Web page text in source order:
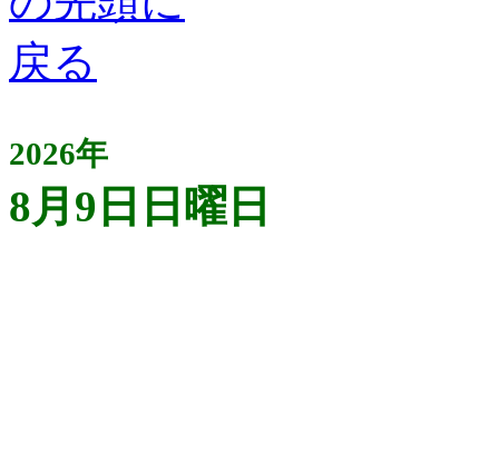
2026年
8月9日日曜日